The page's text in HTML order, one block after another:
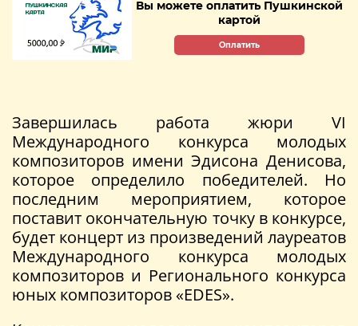
Вы можете оплатить Пушкинской
картой
Оплатить
Завершилась работа жюри VI
Международного конкурса молодых
композиторов имени Эдисона Денисова,
которое определило победителей. Но
последним мероприятием, которое
поставит окончательную точку в конкурсе,
будет концерт из произведений лауреатов
Международного конкурса молодых
композиторов и Регионального конкурса
юных композиторов «EDES».